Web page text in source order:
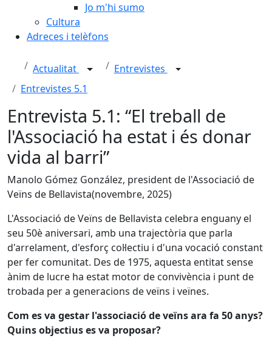
Jo m'hi sumo
Cultura
Adreces i telèfons
Actualitat
Entrevistes
Entrevistes 5.1
Entrevista 5.1: “El treball de
l'Associació ha estat i és donar
vida al barri”
Manolo Gómez González, president de l'Associació de
Veïns de Bellavista(novembre, 2025)
L'Associació de Veïns de Bellavista celebra enguany el
seu 50è aniversari, amb una trajectòria que parla
d'arrelament, d'esforç col·lectiu i d'una vocació constant
per fer comunitat. Des de 1975, aquesta entitat sense
ànim de lucre ha estat motor de convivència i punt de
trobada per a generacions de veïns i veïnes.
Com es va gestar l'associació de veïns ara fa 50 anys?
Quins objectius es va proposar?